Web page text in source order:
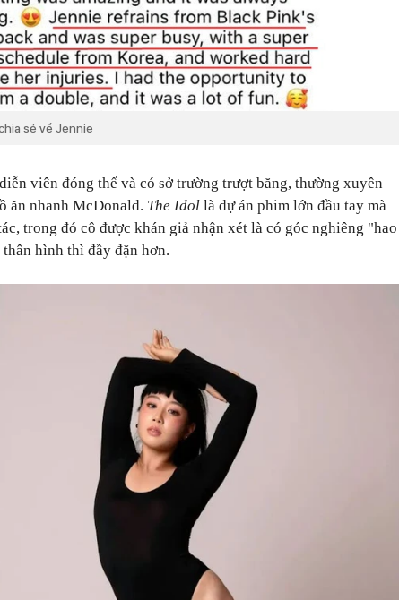
sẻ về Jennie
viên đóng thế và có sở trường trượt băng, thường xuyên
ăn nhanh McDonald. The Idol là dự án phim lớn đầu tay mà
trong đó cô được khán giả nhận xét là có góc nghiêng "hao
hình thì đầy đặn hơn.